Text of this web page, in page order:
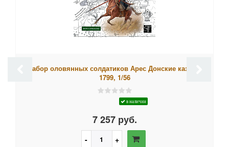
Набор оловянных солдатиков Арес Донские казаки,
1799, 1/56
в наличии
7 257 руб.